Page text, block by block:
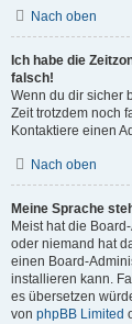
Nach oben
Ich habe die
falsch!
Wenn du dir sicher
Zeit trotzdem noch
Kontaktiere einen
Nach oben
Meine Sprache
Meist hat die
oder niemand hat
einen Board-
installieren kann.
es übersetzen
von phpBB Limited